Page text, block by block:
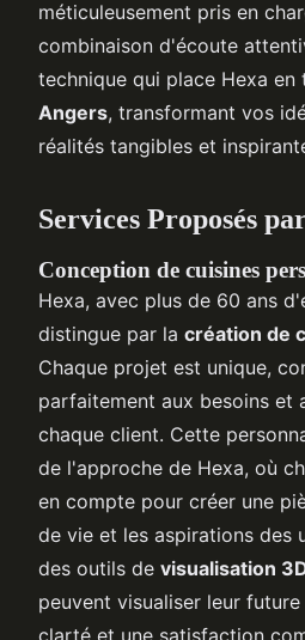
méticuleusement pris en
combinaison d'écoute
technique qui place Hexa en
Angers, transformant vos
réalités tangibles et
Services Proposés
Conception de cuisines
Hexa, avec plus de 60 ans
distingue par la création de
Chaque projet est unique,
parfaitement aux besoins et
chaque client. Cette
de l'approche de Hexa, où
en compte pour créer une
de vie et les aspirations des
des outils de visualisation
peuvent visualiser leur
clarté et une satisfaction